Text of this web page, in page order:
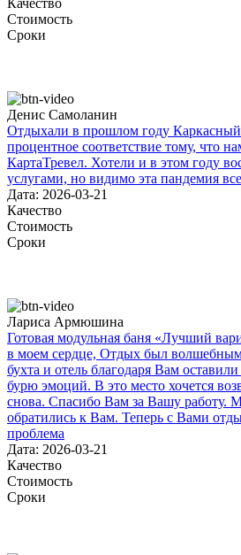
Стоимость
Сроки
Денис Самоланин
Отдыхали в прошлом году
процентное соответствие тому, что
КартаТревел. Хотели и в этом году
услугами, но видимо эта пандемия
Дата: 2026-03-21
Качество
Стоимость
Сроки
Лариса Армюшина
Готовая модульная баня «Лучший
в моем сердце, Отдых был
бухта и отель благодаря Вам
бурю эмоций. В это место хочется
снова. Спасибо Вам за Вашу работу.
обратились к Вам. Теперь с Вами
проблема
Дата: 2026-03-21
Качество
Стоимость
Сроки